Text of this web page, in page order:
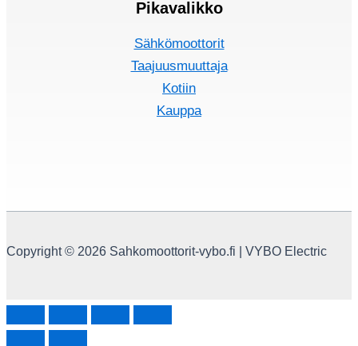
Pikavalikko
Sähkömoottorit
Taajuusmuuttaja
Kotiin
Kauppa
Copyright © 2026 Sahkomoottorit-vybo.fi | VYBO Electric